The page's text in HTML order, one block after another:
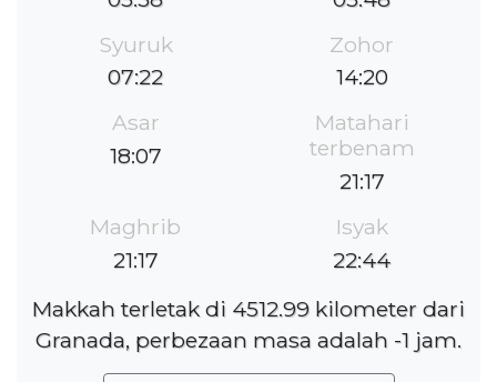
Syuruk
07:22
Zohor
14:20
Asar
18:07
Matahari
terbenam
21:17
Maghrib
21:17
Isyak
22:44
Makkah terletak di 4512.99 kilometer dari
Granada, perbezaan masa adalah -1 jam.